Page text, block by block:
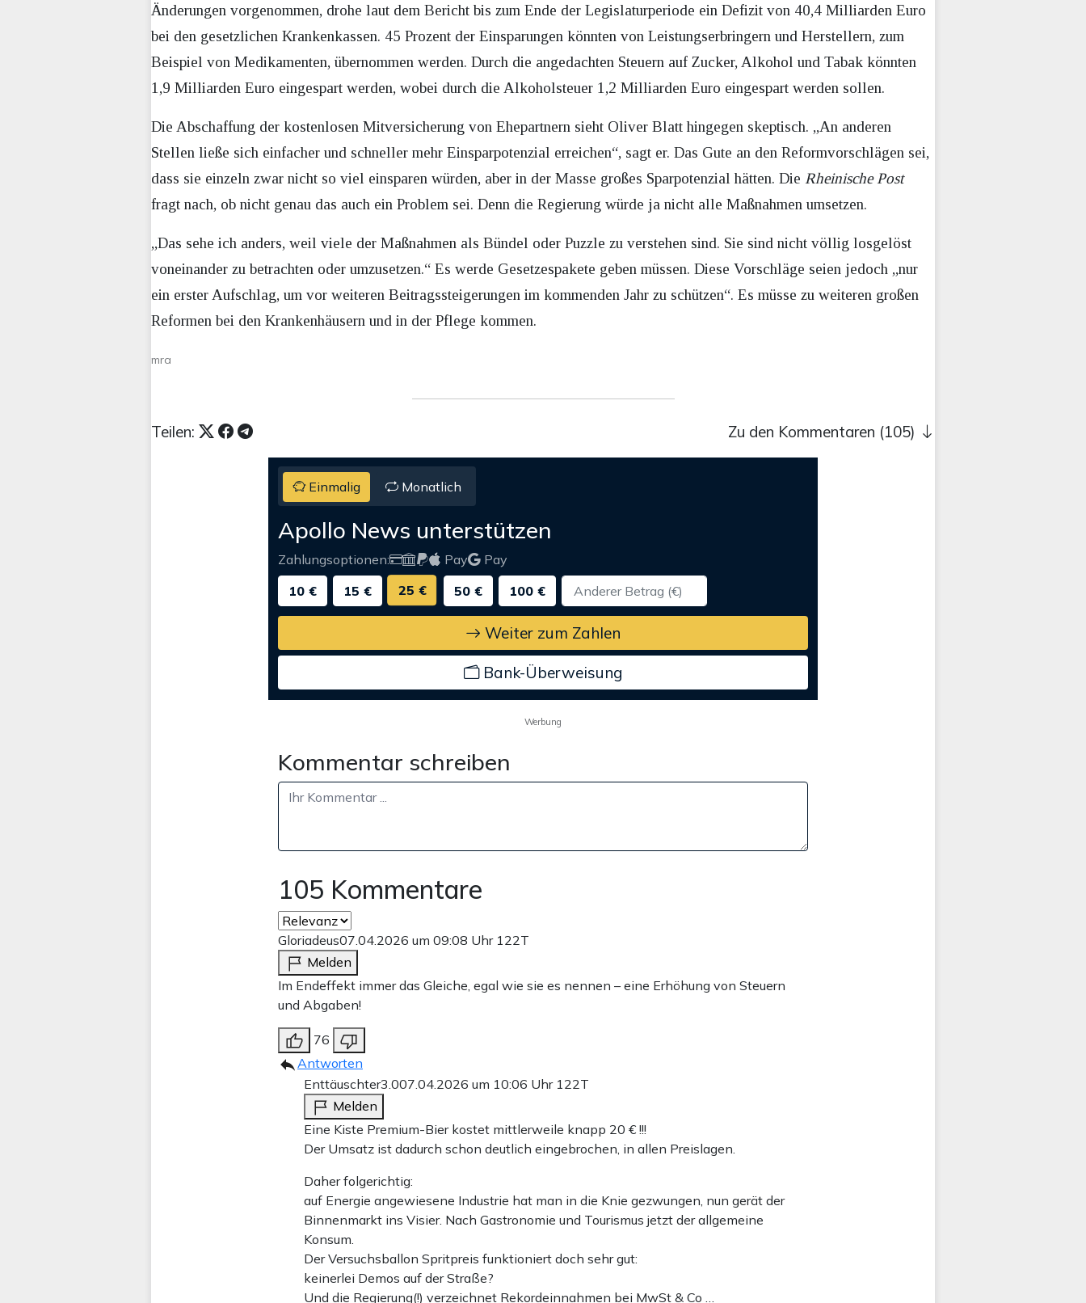
Änderungen vorgenommen, drohe laut dem Bericht bis zum Ende der Legislaturperiode ein Defizit von 40,4 Milliarden Euro
bei den gesetzlichen Krankenkassen. 45 Prozent der Einsparungen könnten von Leistungserbringern und Herstellern, zum
Beispiel von Medikamenten, übernommen werden. Durch die angedachten Steuern auf Zucker, Alkohol und Tabak könnten
1,9 Milliarden Euro eingespart werden, wobei durch die Alkoholsteuer 1,2 Milliarden Euro eingespart werden sollen.
Die Abschaffung der kostenlosen Mitversicherung von Ehepartnern sieht Oliver Blatt hingegen skeptisch. „An anderen
Stellen ließe sich einfacher und schneller mehr Einsparpotenzial erreichen“, sagt er. Das Gute an den Reformvorschlägen sei,
dass sie einzeln zwar nicht so viel einsparen würden, aber in der Masse großes Sparpotenzial hätten. Die Rheinische Post
fragt nach, ob nicht genau das auch ein Problem sei. Denn die Regierung würde ja nicht alle Maßnahmen umsetzen.
„Das sehe ich anders, weil viele der Maßnahmen als Bündel oder Puzzle zu verstehen sind. Sie sind nicht völlig losgelöst
voneinander zu betrachten oder umzusetzen.“ Es werde Gesetzespakete geben müssen. Diese Vorschläge seien jedoch „nur
ein erster Aufschlag, um vor weiteren Beitragssteigerungen im kommenden Jahr zu schützen“. Es müsse zu weiteren großen
Reformen bei den Krankenhäusern und in der Pflege kommen.
mra
Teilen: Zu den Kommentaren (105)
Einmalig Monatlich
Apollo News unterstützen
Zahlungsoptionen: Pay
Pay
10 €
15 € 25 € 50 € 100 €
Weiter zum Zahlen
Bank-Überweisung
Werbung
Kommentar schreiben
105 Kommentare
Gloriadeus07.04.2026 um 09:08 Uhr 122T
Melden
Im Endeffekt immer das Gleiche, egal wie sie es nennen – eine Erhöhung von Steuern
und Abgaben!
76
Antworten
Enttäuschter3.007.04.2026 um 10:06 Uhr 122T
Melden
Eine Kiste Premium-Bier kostet mittlerweile knapp 20 € !!!
Der Umsatz ist dadurch schon deutlich eingebrochen, in allen Preislagen.
Daher folgerichtig:
auf Energie angewiesene Industrie hat man in die Knie gezwungen, nun gerät der
Binnenmarkt ins Visier. Nach Gastronomie und Tourismus jetzt der allgemeine
Konsum.
Der Versuchsballon Spritpreis funktioniert doch sehr gut:
keinerlei Demos auf der Straße?
Und die Regierung(!) verzeichnet Rekordeinnahmen bei MwSt & Co …